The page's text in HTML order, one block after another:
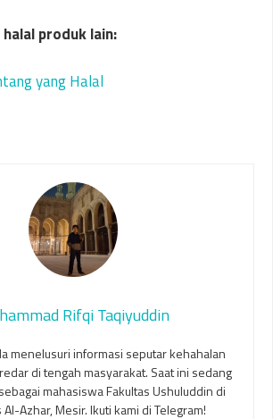
produk lain:
yang Halal
Rifqi Taqiyuddin
menelusuri informasi seputar kehahalan
di tengah masyarakat. Saat ini sedang
mahasiswa Fakultas Ushuluddin di
Azhar, Mesir. Ikuti kami di Telegram!